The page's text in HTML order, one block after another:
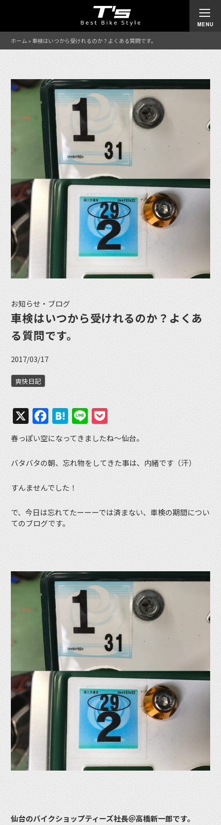
ホーム »車検はいつから受けれるのか？よくある質問です。
お知らせ・ブログ
車検はいつから受けれるのか？よくあ
る質問です。
2017/03/17
爽快日記
X Facebook
Hatena
Line
春っぽい空になってきましたね〜仙台。
バタバタの朝、忘れ物をしてきた事は、内緒です（汗）
すんませんでした！
で、今日は忘れてたーーーでは済まない、車検の期間につい
てのブログです。
仙台のバイクショップティーズ社長＠高橋新一郎です。